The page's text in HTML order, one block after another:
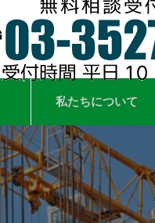
私たちについて